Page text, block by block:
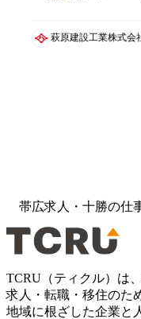
萩原建設工業株式会
帯広求人・十勝の仕
TCRU（ティクル）は
求人・転職・移住のた
地域に根ざした企業と